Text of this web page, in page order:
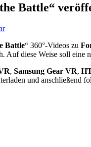
Battle“
Battle“ 360°-Videos zu
Auf diese Weise soll eine
, Samsung Gear VR,
und anschließend